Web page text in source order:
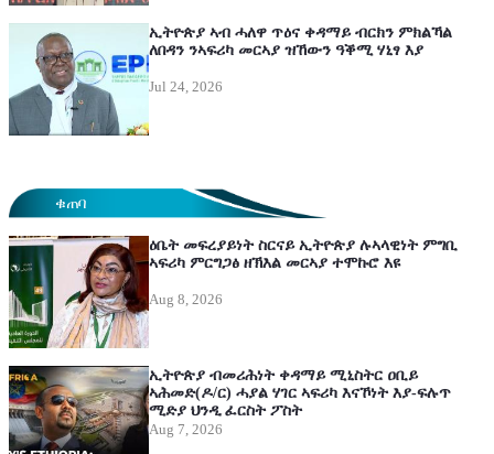
ኢትዮጵያ ኣብ ሓለዋ ጥዕና ቀዳማይ ብርክን ምክልኻል
ለበዳን ንኣፍሪካ መርኣያ ዝኸውን ዓቕሚ ሃኒፃ እያ
Jul 24, 2026
ቁጠባ
ዕቤት መፍረያይነት ስርናይ ኢትዮጵያ ሉኣላዊነት ምግቢ
ኣፍሪካ ምርግጋፅ ዘኽእል መርኣያ ተሞኩሮ እዩ
Aug 8, 2026
ኢትዮጵያ ብመሪሕነት ቀዳማይ ሚኒስትር ዐቢይ
ኣሕመድ(ዶ/ር) ሓያል ሃገር ኣፍሪካ እናኾነት እያ-ፍሉጥ
ሚድያ ህንዲ ፈርስት ፖስት
Aug 7, 2026